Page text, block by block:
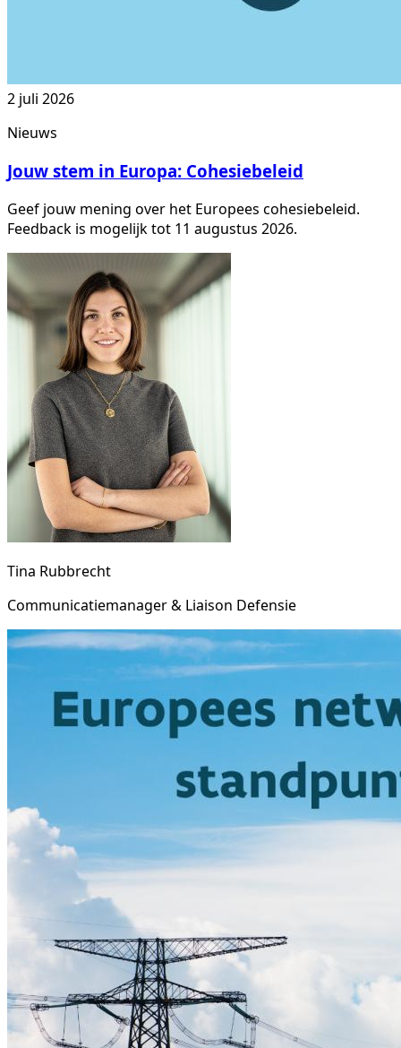
2 juli 2026
Nieuws
Jouw stem in Europa: Cohesiebeleid
Geef jouw mening over het Europees cohesiebeleid.
Feedback is mogelijk tot 11 augustus 2026.
Tina Rubbrecht
Communicatiemanager & Liaison Defensie